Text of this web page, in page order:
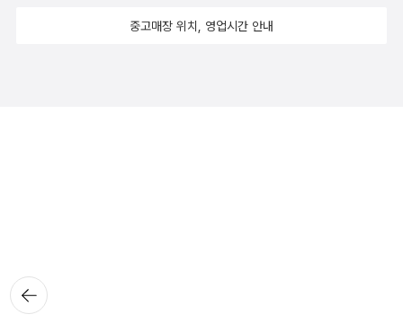
뒤로가
기
중고매장 위치, 영업시간 안내